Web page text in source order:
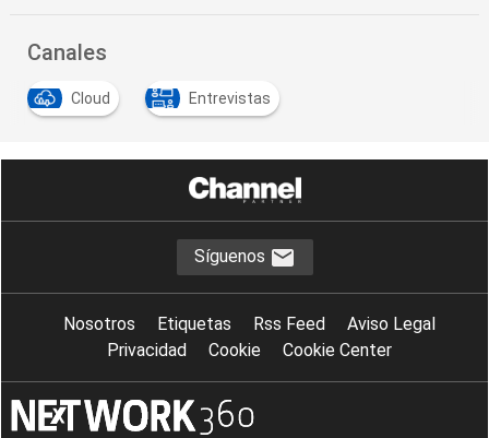
Canales
Cloud Entrevistas
Síguenos
Nosotros Etiquetas Rss Feed
Aviso Legal
Privacidad
Cookie Cookie Center